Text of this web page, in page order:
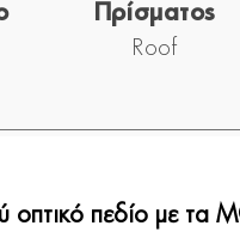
Πρίσματος
Roof
οπτικό πεδίο με τα